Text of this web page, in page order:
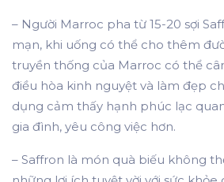
– Người Marroc pha từ 15-20 sợi
mạn, khi uống có thể cho thêm
truyền thống của Marroc có thể
điều hòa kinh nguyệt và làm đẹp
dụng cảm thấy hạnh phúc lạc
gia đình, yêu công việc hơn.
– Saffron là món quà biếu không